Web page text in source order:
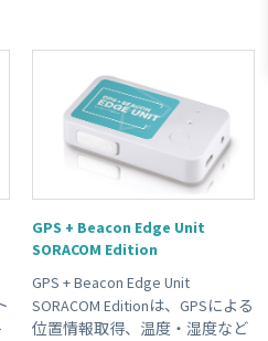
#防水 #防塵
#LPWA
ソフトバンク網 対応商品
#接点出力
KM1 #LTE #接点入力
終了品 #Wi-Fi #屋外利用
#温度センサー #乾電池
GPS + Beacon Edge Unit
SORACOM Edition
GPS + Beacon Edge Unit
SORACOM Editionは、GPSによる
位置情報取得、温度・湿度など